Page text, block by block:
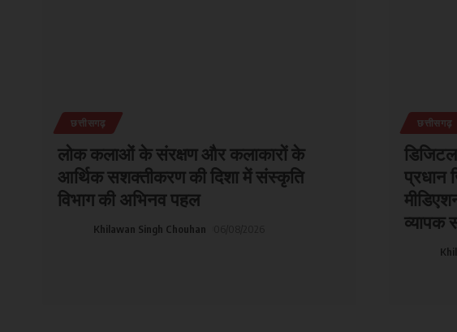
छत्तीसगढ़
लोक कलाओं के संरक्षण और कलाकारों के
आर्थिक सशक्तीकरण की दिशा में संस्कृति
विभाग की अभिनव पहल
Khilawan Singh Chouhan
छत्तीसगढ़
प्रधान
व्यापक